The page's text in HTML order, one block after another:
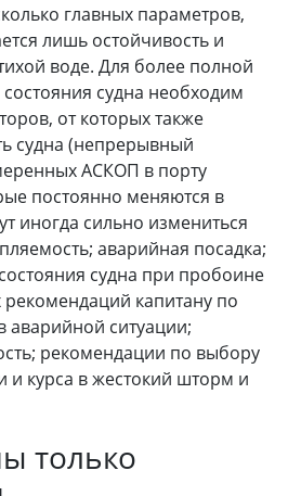
главных параметров,
лишь остойчивость и
воде. Для более полной
судна необходим
от которых также
судна (непрерывный
АСКОП в порту
постоянно меняются в
иногда сильно измениться
аварийная посадка;
судна при пробоине
капитану по
ситуации;
рекомендации по выбору
и курса в жестокий шторм и
только